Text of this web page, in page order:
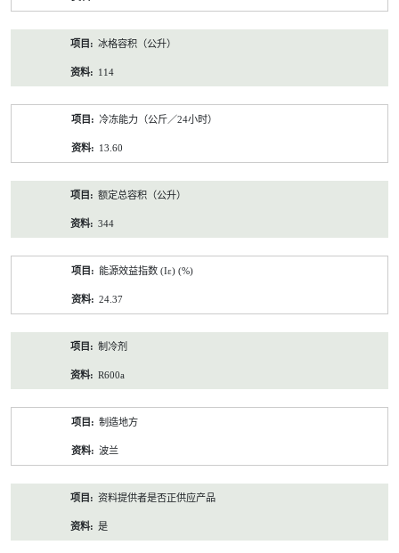
冰格容积（公升）
114
冷冻能力（公斤／24小时）
13.60
额定总容积（公升）
344
能源效益指数 (Iε) (%)
24.37
制冷剂
R600a
制造地方
波兰
资料提供者是否正供应产品
是